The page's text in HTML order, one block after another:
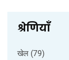
श्रेणियाँ
खेल (79)